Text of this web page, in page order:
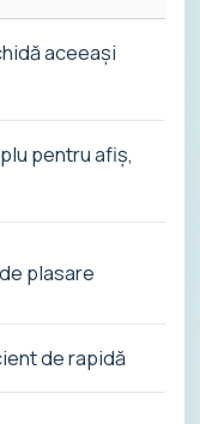
aceeași
pentru afiș,
plasare
de rapidă